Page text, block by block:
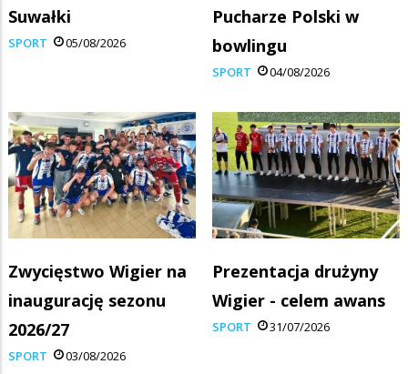
Suwałki
SPORT 05/08/2026
Pucharze Polski w
bowlingu
SPORT 04/08/2026
Zwycięstwo Wigier na
inaugurację sezonu
2026/27
SPORT 03/08/2026
Prezentacja drużyny
Wigier - celem awans
SPORT 31/07/2026